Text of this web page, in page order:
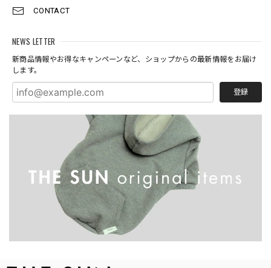
CONTACT
NEWS LETTER
新商品情報やお得なキャンペーンなど、ショップからの最新情報をお届け
します。
登録